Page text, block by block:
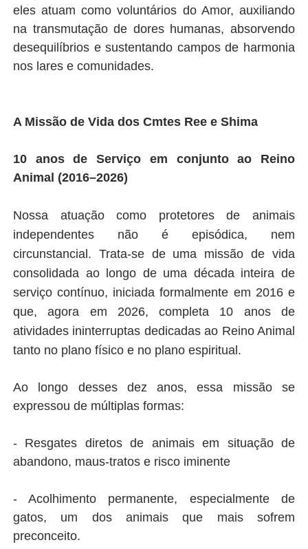
eles atuam como voluntários do Amor, auxiliando
na transmutação de dores humanas, absorvendo
desequilíbrios e sustentando campos de harmonia
nos lares e comunidades.
A Missão de Vida dos Cmtes Ree e Shima
10 anos de Serviço em conjunto ao Reino
Animal (2016–2026)
Nossa atuação como protetores de animais
independentes não é episódica, nem
circunstancial. Trata-se de uma missão de vida
consolidada ao longo de uma década inteira de
serviço contínuo, iniciada formalmente em 2016 e
que, agora em 2026, completa 10 anos de
atividades ininterruptas dedicadas ao Reino Animal
tanto no plano físico e no plano espiritual.
Ao longo desses dez anos, essa missão se
expressou de múltiplas formas:
- Resgates diretos de animais em situação de
abandono, maus-tratos e risco iminente
- Acolhimento permanente, especialmente de
gatos, um dos animais que mais sofrem
preconceito.